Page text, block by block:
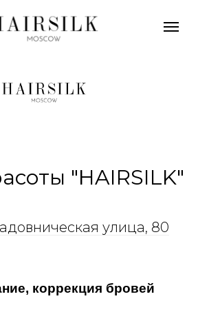
"HAIRSILK"
улица, 80
коррекция бровей